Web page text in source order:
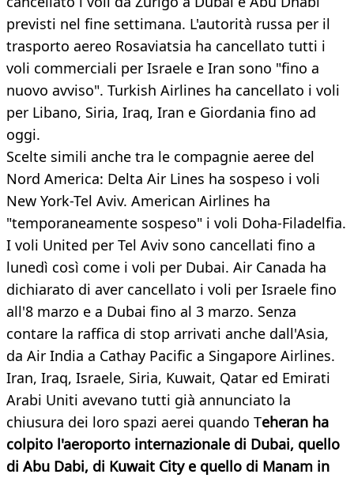
previsti nel fine settimana. L'autorità russa per il
trasporto aereo Rosaviatsia ha cancellato tutti i
voli commerciali per Israele e Iran sono "fino a
nuovo avviso". Turkish Airlines ha cancellato i voli
per Libano, Siria, Iraq, Iran e Giordania fino ad
oggi.
Scelte simili anche tra le compagnie aeree del
Nord America: Delta Air Lines ha sospeso i voli
New York-Tel Aviv. American Airlines ha
"temporaneamente sospeso" i voli Doha-Filadelfia.
I voli United per Tel Aviv sono cancellati fino a
lunedì così come i voli per Dubai. Air Canada ha
dichiarato di aver cancellato i voli per Israele fino
all'8 marzo e a Dubai fino al 3 marzo. Senza
contare la raffica di stop arrivati anche dall'Asia,
da Air India a Cathay Pacific a Singapore Airlines.
Iran, Iraq, Israele, Siria, Kuwait, Qatar ed Emirati
Arabi Uniti avevano tutti già annunciato la
chiusura dei loro spazi aerei quando Teheran ha
colpito l'aeroporto internazionale di Dubai, quello
di Abu Dabi, di Kuwait City e quello di Manam in